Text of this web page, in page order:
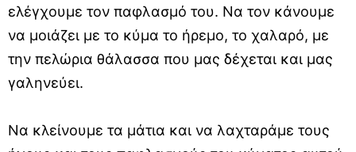
ελέγχουμε τον παφλασμό του. Να τον κάνουμε
να μοιάζει με το κύμα το ήρεμο, το χαλαρό, με
την πελώρια θάλασσα που μας δέχεται και μας
γαληνεύει.
Να κλείνουμε τα μάτια και να λαχταράμε τους